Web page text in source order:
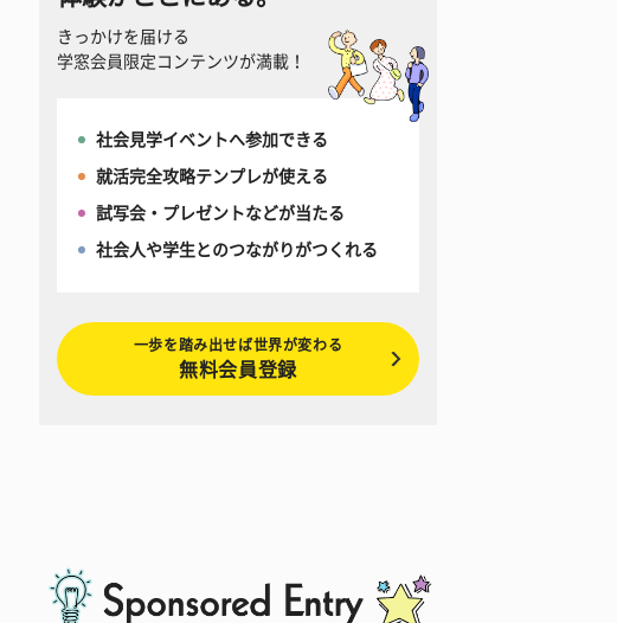
きっかけを届ける
学窓会員限定コンテンツが満載！
社会見学イベントへ参加できる
就活完全攻略テンプレが使える
試写会・プレゼントなどが当たる
社会人や学生とのつながりがつくれる
一歩を踏み出せば世界が変わる
無料会員登録